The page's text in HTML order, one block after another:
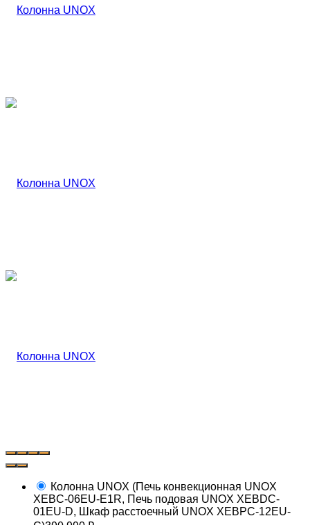
Колонна UNOX (Печь конвекционная UNOX
XEBC-06EU-E1R, Печь подовая UNOX XEBDC-
01EU-D, Шкаф расстоечный UNOX XEBPC-12EU-